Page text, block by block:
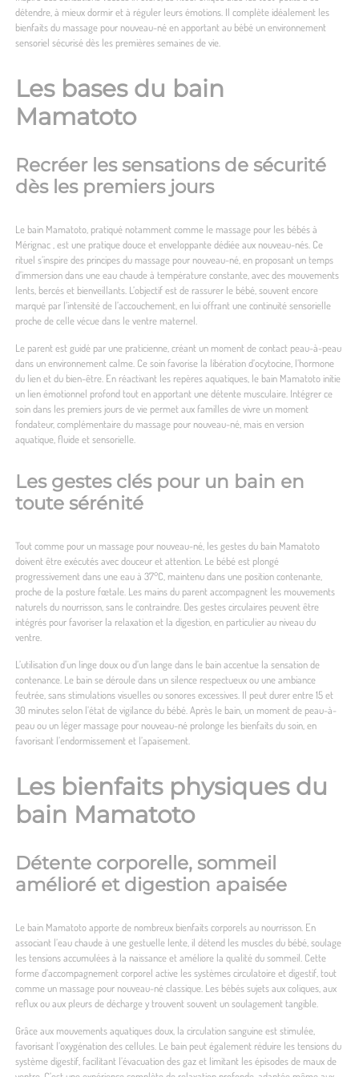
détendre, à mieux dormir et à réguler leurs émotions. Il complète idéalement les
bienfaits du massage pour nouveau-né en apportant au bébé un environnement
sensoriel sécurisé dès les premières semaines de vie.
Les bases du bain
Mamatoto
Recréer les sensations de sécurité
dès les premiers jours
Le bain Mamatoto, pratiqué notamment comme le massage pour les bébés à
Mérignac , est une pratique douce et enveloppante dédiée aux nouveau-nés. Ce
rituel s’inspire des principes du massage pour nouveau-né, en proposant un temps
d’immersion dans une eau chaude à température constante, avec des mouvements
lents, bercés et bienveillants. L’objectif est de rassurer le bébé, souvent encore
marqué par l’intensité de l’accouchement, en lui offrant une continuité sensorielle
proche de celle vécue dans le ventre maternel.
Le parent est guidé par une praticienne, créant un moment de contact peau-à-peau
dans un environnement calme. Ce soin favorise la libération d’ocytocine, l’hormone
du lien et du bien-être. En réactivant les repères aquatiques, le bain Mamatoto initie
un lien émotionnel profond tout en apportant une détente musculaire. Intégrer ce
soin dans les premiers jours de vie permet aux familles de vivre un moment
fondateur, complémentaire du massage pour nouveau-né, mais en version
aquatique, fluide et sensorielle.
Les gestes clés pour un bain en
toute sérénité
Tout comme pour un massage pour nouveau-né, les gestes du bain Mamatoto
doivent être exécutés avec douceur et attention. Le bébé est plongé
progressivement dans une eau à 37°C, maintenu dans une position contenante,
proche de la posture fœtale. Les mains du parent accompagnent les mouvements
naturels du nourrisson, sans le contraindre. Des gestes circulaires peuvent être
intégrés pour favoriser la relaxation et la digestion, en particulier au niveau du
ventre.
L’utilisation d’un linge doux ou d’un lange dans le bain accentue la sensation de
contenance. Le bain se déroule dans un silence respectueux ou une ambiance
feutrée, sans stimulations visuelles ou sonores excessives. Il peut durer entre 15 et
30 minutes selon l’état de vigilance du bébé. Après le bain, un moment de peau-à-
peau ou un léger massage pour nouveau-né prolonge les bienfaits du soin, en
favorisant l’endormissement et l’apaisement.
Les bienfaits physiques du
bain Mamatoto
Détente corporelle, sommeil
amélioré et digestion apaisée
Le bain Mamatoto apporte de nombreux bienfaits corporels au nourrisson. En
associant l’eau chaude à une gestuelle lente, il détend les muscles du bébé, soulage
les tensions accumulées à la naissance et améliore la qualité du sommeil. Cette
forme d’accompagnement corporel active les systèmes circulatoire et digestif, tout
comme un massage pour nouveau-né classique. Les bébés sujets aux coliques, aux
reflux ou aux pleurs de décharge y trouvent souvent un soulagement tangible.
Grâce aux mouvements aquatiques doux, la circulation sanguine est stimulée,
favorisant l’oxygénation des cellules. Le bain peut également réduire les tensions du
système digestif, facilitant l’évacuation des gaz et limitant les épisodes de maux de